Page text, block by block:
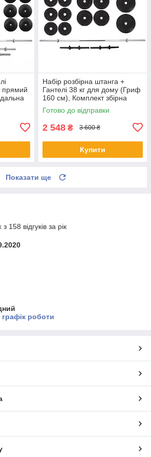
прямий
Набір розбірна штанга +
Гантелі 38 кг для дому (Гриф
160 см), Комплект збірна
штанга спортивна Shopik
Готово до відправки
2 548 ₴ 3 600 ₴
Купити
Показати ще
158 відгуків за рік
роботи